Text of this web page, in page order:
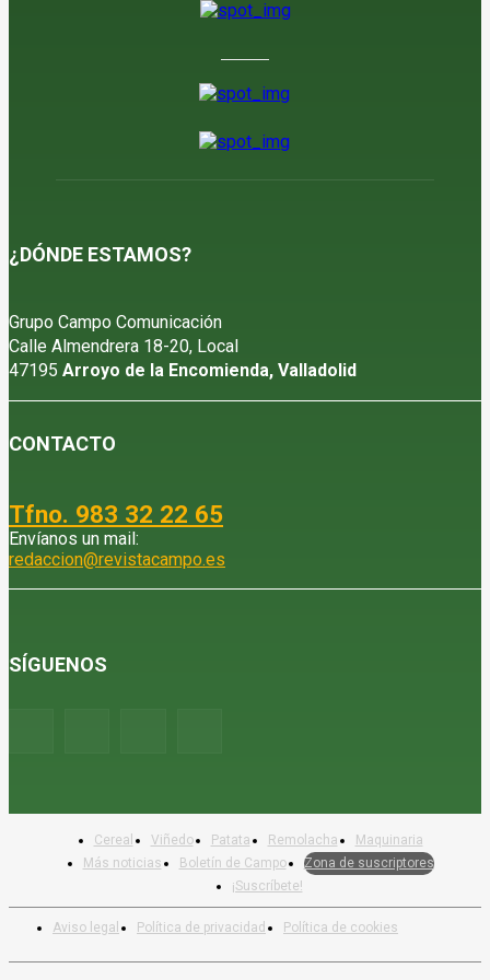
¿DÓNDE ESTAMOS?
Grupo Campo Comunicación
Calle Almendrera 18-20, Local
47195 Arroyo de la Encomienda, Valladolid
CONTACTO
Tfno. 983 32 22 65
Envíanos un mail:
redaccion@revistacampo.es
SÍGUENOS
Aviso legal Política de privacidad Política de cookies
Cereal Viñedo Patata Remolacha
Maquinaria
Más noticias
Boletín de Campo
Zona de suscriptores
¡Suscríbete!